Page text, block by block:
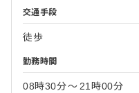
交通手段
徒歩
勤務時間
08時30分〜 21時00分